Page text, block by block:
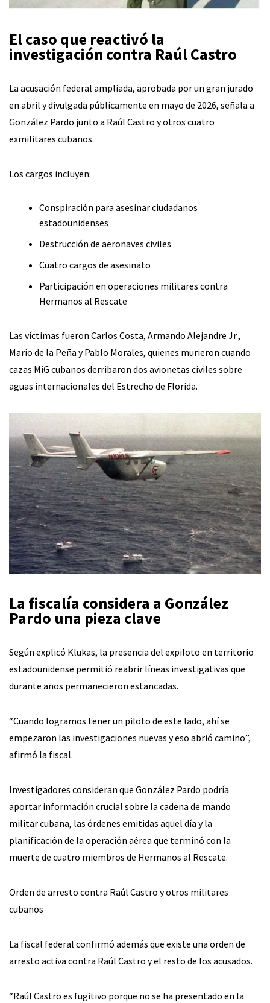
El caso que reactivó la
investigación contra Raúl Castro
La acusación federal ampliada, aprobada por un gran jurado
en abril y divulgada públicamente en mayo de 2026, señala a
González Pardo junto a Raúl Castro y otros cuatro
exmilitares cubanos.
Los cargos incluyen:
Conspiración para asesinar ciudadanos
estadounidenses
Destrucción de aeronaves civiles
Cuatro cargos de asesinato
Participación en operaciones militares contra
Hermanos al Rescate
Las víctimas fueron Carlos Costa, Armando Alejandre Jr.,
Mario de la Peña y Pablo Morales, quienes murieron cuando
cazas MiG cubanos derribaron dos avionetas civiles sobre
aguas internacionales del Estrecho de Florida.
La fiscalía considera a González
Pardo una pieza clave
Según explicó Klukas, la presencia del expiloto en territorio
estadounidense permitió reabrir líneas investigativas que
durante años permanecieron estancadas.
“Cuando logramos tener un piloto de este lado, ahí se
empezaron las investigaciones nuevas y eso abrió camino”,
afirmó la fiscal.
Investigadores consideran que González Pardo podría
aportar información crucial sobre la cadena de mando
militar cubana, las órdenes emitidas aquel día y la
planificación de la operación aérea que terminó con la
muerte de cuatro miembros de Hermanos al Rescate.
Orden de arresto contra Raúl Castro y otros militares
cubanos
La fiscal federal confirmó además que existe una orden de
arresto activa contra Raúl Castro y el resto de los acusados.
“Raúl Castro es fugitivo porque no se ha presentado en la